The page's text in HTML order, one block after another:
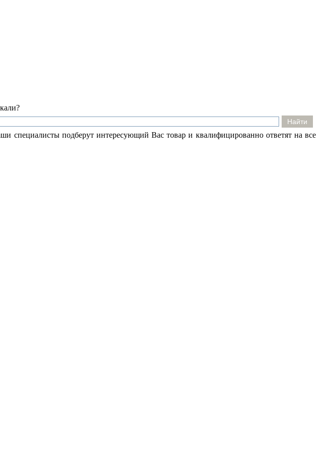
специалисты подберут интересующий Вас товар и квалифицированно ответят на все